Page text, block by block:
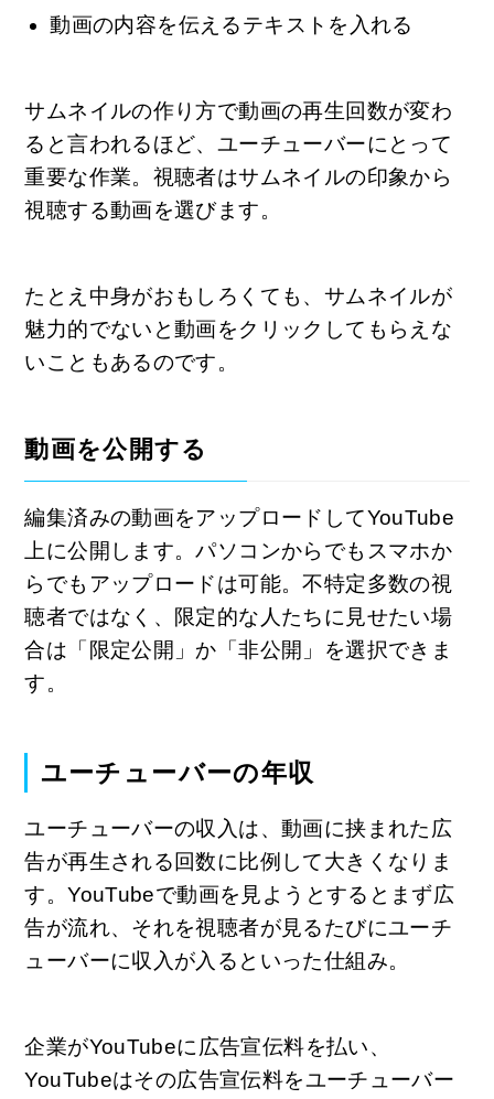
動画の内容を伝えるテキストを入れる
サムネイルの作り方で動画の再生回数が変わ
ると言われるほど、ユーチューバーにとって
重要な作業。視聴者はサムネイルの印象から
視聴する動画を選びます。
たとえ中身がおもしろくても、サムネイルが
魅力的でないと動画をクリックしてもらえな
いこともあるのです。
動画を公開する
編集済みの動画をアップロードしてYouTube
上に公開します。パソコンからでもスマホか
らでもアップロードは可能。不特定多数の視
聴者ではなく、限定的な人たちに見せたい場
合は「限定公開」か「非公開」を選択できま
す。
ユーチューバーの年収
ユーチューバーの収入は、動画に挟まれた広
告が再生される回数に比例して大きくなりま
す。YouTubeで動画を見ようとするとまず広
告が流れ、それを視聴者が見るたびにユーチ
ューバーに収入が入るといった仕組み。
企業がYouTubeに広告宣伝料を払い、
YouTubeはその広告宣伝料をユーチューバー